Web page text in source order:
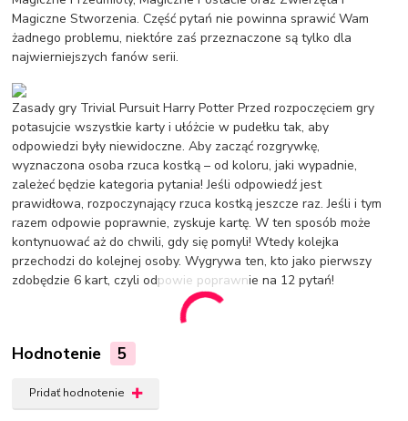
Magiczne Stworzenia. Część pytań nie powinna sprawić Wam
żadnego problemu, niektóre zaś przeznaczone są tylko dla
najwierniejszych fanów serii.
Zasady gry Trivial Pursuit Harry Potter Przed rozpoczęciem gry
potasujcie wszystkie karty i ułóżcie w pudełku tak, aby
odpowiedzi były niewidoczne. Aby zacząć rozgrywkę,
wyznaczona osoba rzuca kostką – od koloru, jaki wypadnie,
zależeć będzie kategoria pytania! Jeśli odpowiedź jest
prawidłowa, rozpoczynający rzuca kostką jeszcze raz. Jeśli i tym
razem odpowie poprawnie, zyskuje kartę. W ten sposób może
kontynuować aż do chwili, gdy się pomyli! Wtedy kolejka
przechodzi do kolejnej osoby. Wygrywa ten, kto jako pierwszy
zdobędzie 6 kart, czyli odpowie poprawnie na 12 pytań!
Hodnotenie 5
Pridať hodnotenie